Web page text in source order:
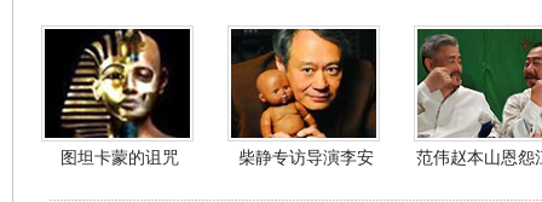
图坦卡蒙的诅咒 柴静专访导演李安 范伟赵本山恩怨